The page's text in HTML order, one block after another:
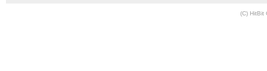
(C) HitBit